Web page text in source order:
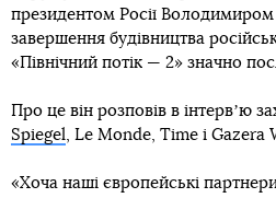
президентом Росії Володимиром
завершення будівництва
«Північний потік — 2» значно
Про це він розповів в інтервʼю
Spiegel, Le Monde, Time і Gazera
«Хоча наші європейські